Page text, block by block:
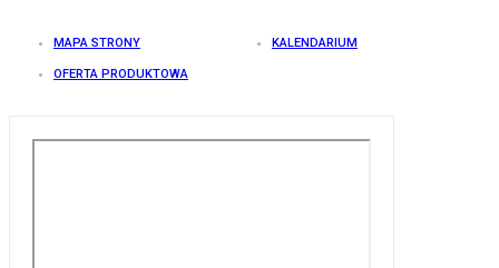
MAPA STRONY KALENDARIUM
OFERTA PRODUKTOWA